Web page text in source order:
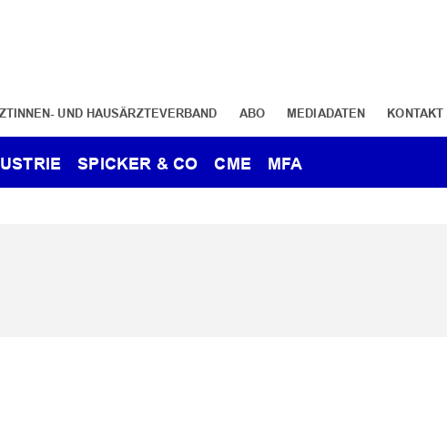
UND HAUSÄRZTEVERBAND ABO MEDIADATEN KONTAKT
SPICKER & CO CME MFA